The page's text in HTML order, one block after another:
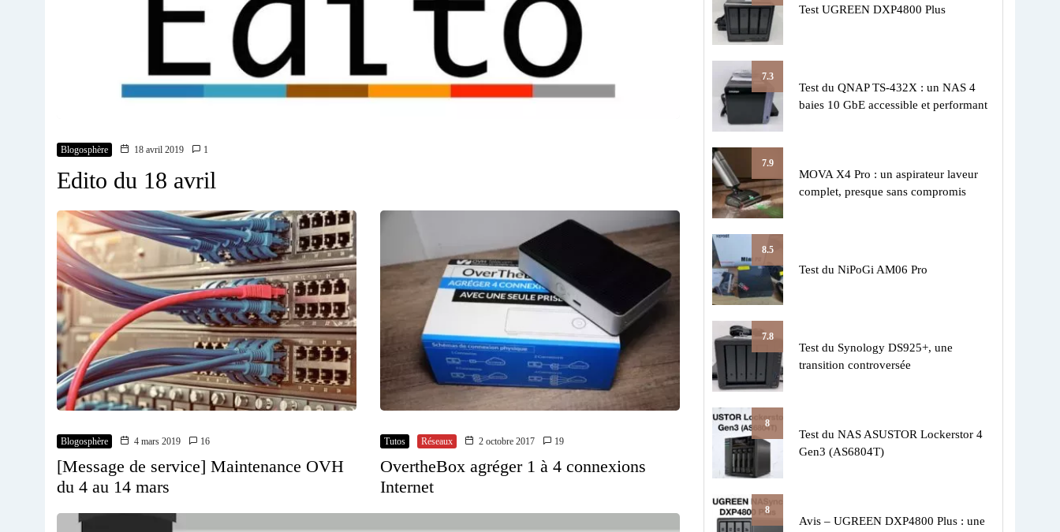
Blogosphère 18 avril 2019 1
Edito du 18 avril
Blogosphère 4 mars 2019 16
[Message de service] Maintenance OVH
du 4 au 14 mars
Tutos Réseaux 2 octobre 2017 19
OvertheBox agréger 1 à 4 connexions
Internet
Test UGREEN DXP4800 Plus
7.3
Test du QNAP TS-432X : un NAS 4
baies 10 GbE accessible et performant
7.9
MOVA X4 Pro : un aspirateur laveur
complet, presque sans compromis
8.5
Test du NiPoGi AM06 Pro
7.8
Test du Synology DS925+, une
transition controversée
8
Test du NAS ASUSTOR Lockerstor 4
Gen3 (AS6804T)
8
Avis – UGREEN DXP4800 Plus : une